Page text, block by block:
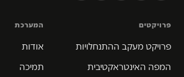
פרויקטים
פרויקט מעקב ההתנחלויות
המפה האינטראקטיבית
המערכת
אודות
תמיכה